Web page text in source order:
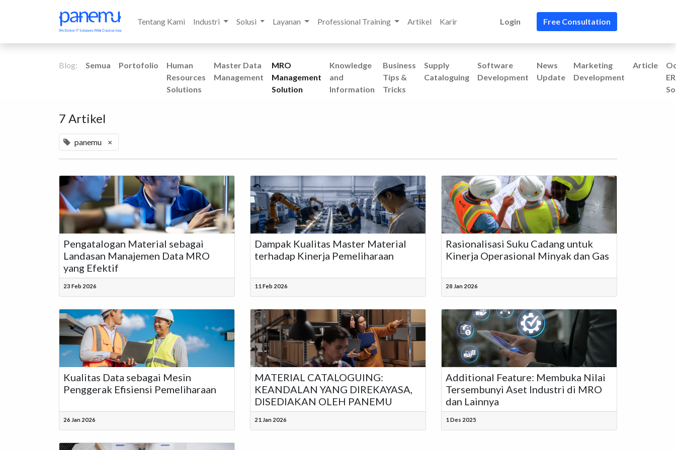
Tentang Kami Industri Solusi Layanan Professional Training Artikel Karir Login Free Consultation
Blog: Semua Portofolio
Human
Resources
Solutions
Master Data
Management
MRO
Management
Solution
Knowledge
and
Information
Business
Tips &
Tricks
Supply
Cataloguing
Software
Development
News
Update
Marketing
Development
Article
7 Artikel
panemu ×
Pengatalogan Material sebagai
Landasan Manajemen Data MRO
yang Efektif
23 Feb 2026
Dampak Kualitas Master Material
terhadap Kinerja Pemeliharaan
11 Feb 2026
Rasionalisasi Suku Cadang untuk
Kinerja Operasional Minyak dan Gas
28 Jan 2026
Kualitas Data sebagai Mesin
Penggerak Efisiensi Pemeliharaan
26 Jan 2026
MATERIAL CATALOGUING:
KEANDALAN YANG DIREKAYASA,
DISEDIAKAN OLEH PANEMU
21 Jan 2026
Additional Feature: Membuka Nilai
Tersembunyi Aset Industri di MRO
dan Lainnya
1 Des 2025